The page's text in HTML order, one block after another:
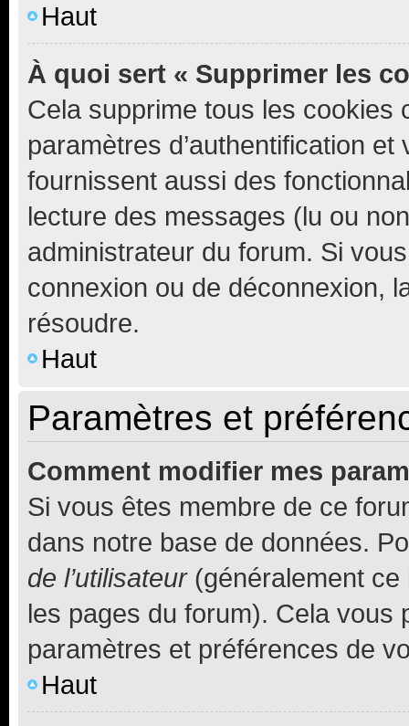
Haut
À quoi sert « Supprimer les
Cela supprime tous les cookies
paramètres d’authentification
fournissent aussi des
lecture des messages (lu ou
administrateur du forum. Si
connexion ou de déconnexion,
résoudre.
Haut
Paramètres et
Comment modifier mes
Si vous êtes membre de ce
dans notre base de données.
de l’utilisateur(généralement ce
les pages du forum). Cela vous
paramètres et préférences de
Haut